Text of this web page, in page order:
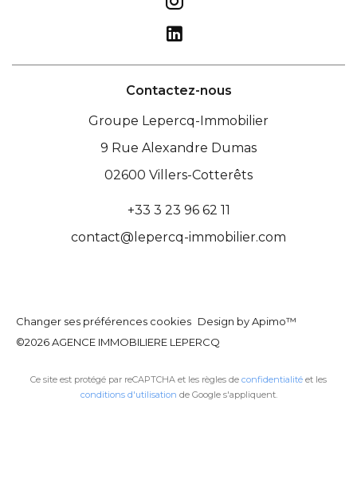
Contactez-nous
Groupe Lepercq-Immobilier
9 Rue Alexandre Dumas
02600 Villers-Cotterêts
+33 3 23 96 62 11
contact@lepercq-immobilier.com
Changer ses préférences cookies Design byApimo™
©2026 AGENCE IMMOBILIERE LEPERCQ
Ce site est protégé par reCAPTCHA et les règles de confidentialité et les
conditions d'utilisation de Google s'appliquent.